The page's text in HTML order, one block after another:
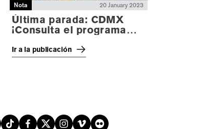
Nota 20 January 2023
Última parada: CDMX
¡Consulta el programa
Ir a la publicación